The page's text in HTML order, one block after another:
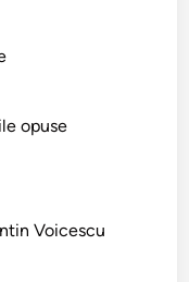
opuse
Voicescu